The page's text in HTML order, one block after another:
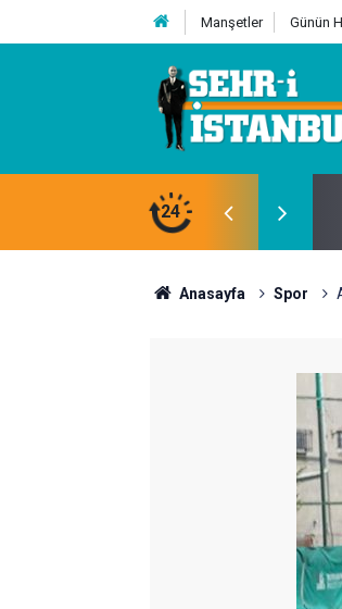
Manşetler Günün
24
Anasayfa Spor